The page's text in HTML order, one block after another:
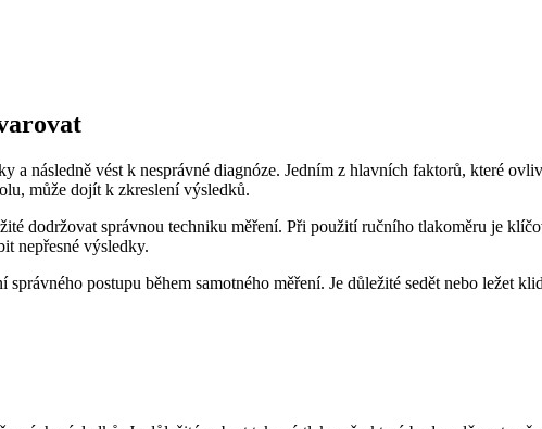
a následně vést k nesprávné diagnóze. Jedním z hlavních faktorů, které
může dojít k zkreslení výsledků.
dodržovat správnou techniku měření. Při použití ručního tlakoměru je
nepřesné výsledky.
postupu během samotného měření. Je důležité sedět nebo ležet